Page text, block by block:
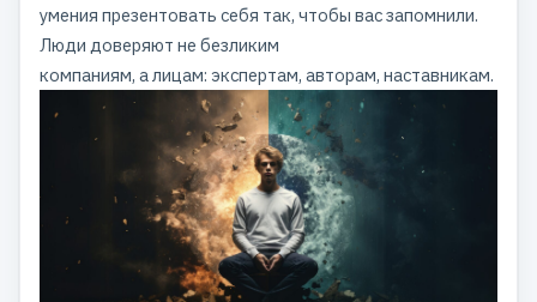
умения презентовать себя так, чтобы вас запомнили.
Люди доверяют не безликим
компаниям, а лицам: экспертам, авторам, наставникам.